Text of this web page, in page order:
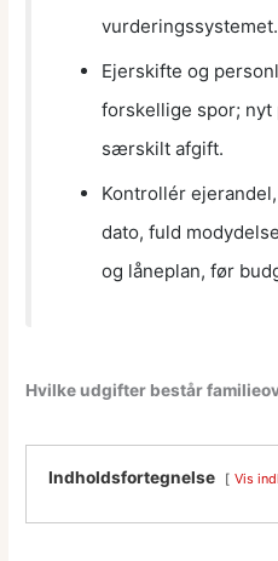
vurderingssystemet.
Ejerskifte og
forskellige spor; nyt
særskilt afgift.
Kontrollér
dato, fuld
og låneplan, før
Hvilke udgifter består
Indholdsfortegnelse Vis